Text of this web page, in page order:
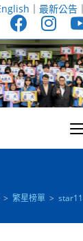
｜ 最新公告｜
> 繁星榜單 >